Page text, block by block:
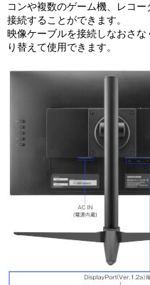
コンや複数のゲーム機、レコ
接続することができます。
映像ケーブルを接続しなおさ
り替えて使用できます。